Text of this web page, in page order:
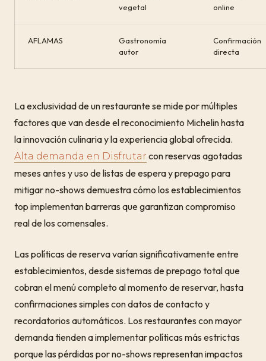
vegetal
online
AFLAMAS
Gastronomía
autor
Confirmación
directa
La exclusividad de un restaurante se mide por múltiples
factores que van desde el reconocimiento Michelin hasta
la innovación culinaria y la experiencia global ofrecida.
Alta demanda en Disfrutar con reservas agotadas
meses antes y uso de listas de espera y prepago para
mitigar no-shows demuestra cómo los establecimientos
top implementan barreras que garantizan compromiso
real de los comensales.
Las políticas de reserva varían significativamente entre
establecimientos, desde sistemas de prepago total que
cobran el menú completo al momento de reservar, hasta
confirmaciones simples con datos de contacto y
recordatorios automáticos. Los restaurantes con mayor
demanda tienden a implementar políticas más estrictas
porque las pérdidas por no-shows representan impactos